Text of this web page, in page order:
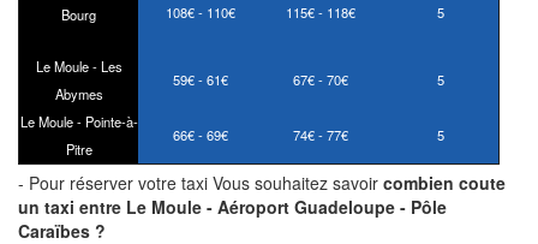
Bourg
108€ - 110€ 115€ - 118€ 5
Le Moule - Les
Abymes
59€ - 61€ 67€ - 70€ 5
Le Moule - Pointe-à-
Pitre
66€ - 69€ 74€ - 77€ 5
- Pour réserver votre taxi Vous souhaitez savoir combien coute
un taxi entre Le Moule - Aéroport Guadeloupe - Pôle
Caraïbes ?